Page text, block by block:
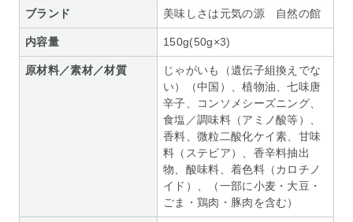
ブランド 美味しさは元気の源 自然の館
内容量 150g(50g×3)
原材料／素材／材質
じゃがいも（遺伝子組換えでな
い）（中国）、植物油、七味唐
辛子、コンソメシーズニング、
食塩／調味料（アミノ酸等）、
香料、微粒二酸化ケイ素、甘味
料（ステビア）、香辛料抽出
物、酸味料、着色料（カロチノ
イド）、（一部に小麦・大豆・
ごま・鶏肉・豚肉を含む）